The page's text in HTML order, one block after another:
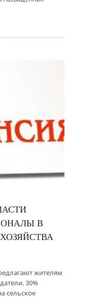
В
жителям
30%
сельское